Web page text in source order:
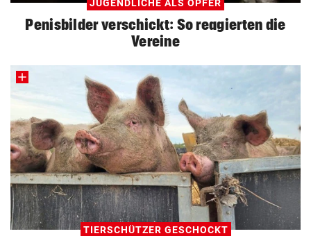
JUGENDLICHE ALS OPFER
Penisbilder verschickt: So reagierten die
Vereine
TIERSCHÜTZER GESCHOCKT